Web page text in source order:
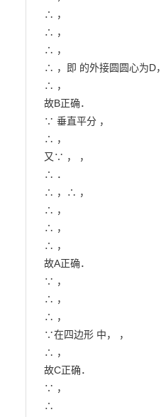
∴ ，
∴ ，
∴ ，
∴ ，即 的外接圆圆心为D，
∴ ，
故B正确．
∵ 垂直平分 ，
∴ ，
又∵ ， ，
∴ ．
∴ ，∴ ，
∴ ，
∴ ，
∴ ，
故A正确．
∵ ，
∴ ，
∴ ，
∵在四边形 中， ，
∴ ，
故C正确．
∵ ，
∴